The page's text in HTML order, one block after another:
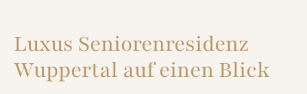
Luxus Seniorenresidenz
Wuppertal auf einen Blick